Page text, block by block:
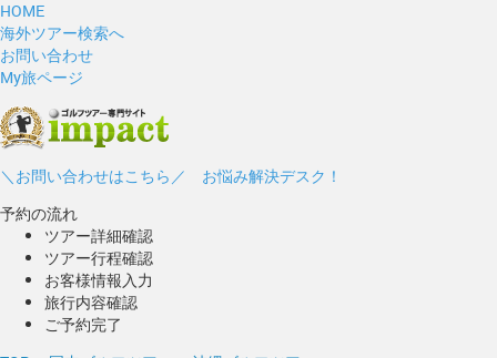
HOME
海外ツアー検索へ
お問い合わせ
My旅ページ
＼お問い合わせはこちら／ お悩み解決デスク！
予約の流れ
ツアー詳細確認
ツアー行程確認
お客様情報入力
旅行内容確認
ご予約完了